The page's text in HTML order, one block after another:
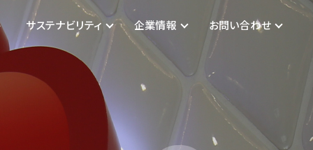
サステナビリティ 企業情報 お問い合わせ